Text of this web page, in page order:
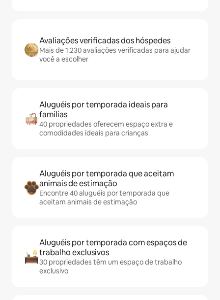
Avaliações verificadas dos hóspedes
Mais de 1.230 avaliações verificadas para ajudar
você a escolher
Aluguéis por temporada ideais para
famílias
40 propriedades oferecem espaço extra e
comodidades ideais para crianças
Aluguéis por temporada que aceitam
animais de estimação
Encontre 40 aluguéis por temporada que
aceitam animais de estimação
Aluguéis por temporada com espaços de
trabalho exclusivos
30 propriedades têm um espaço de trabalho
exclusivo